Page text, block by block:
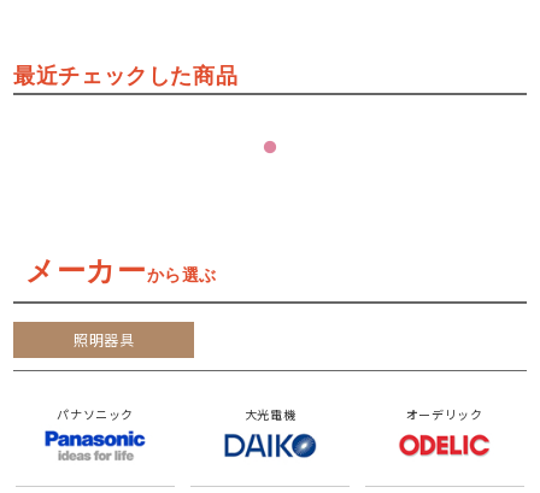
最近チェックした商品
メーカーから選ぶ
照明器具
パナソニック 大光電機 オーデリック